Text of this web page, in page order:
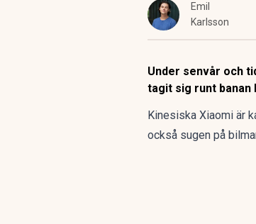
Emil
Karlsson
Under senvår och
tagit sig runt banan
Kinesiska Xiaomi är
också sugen på